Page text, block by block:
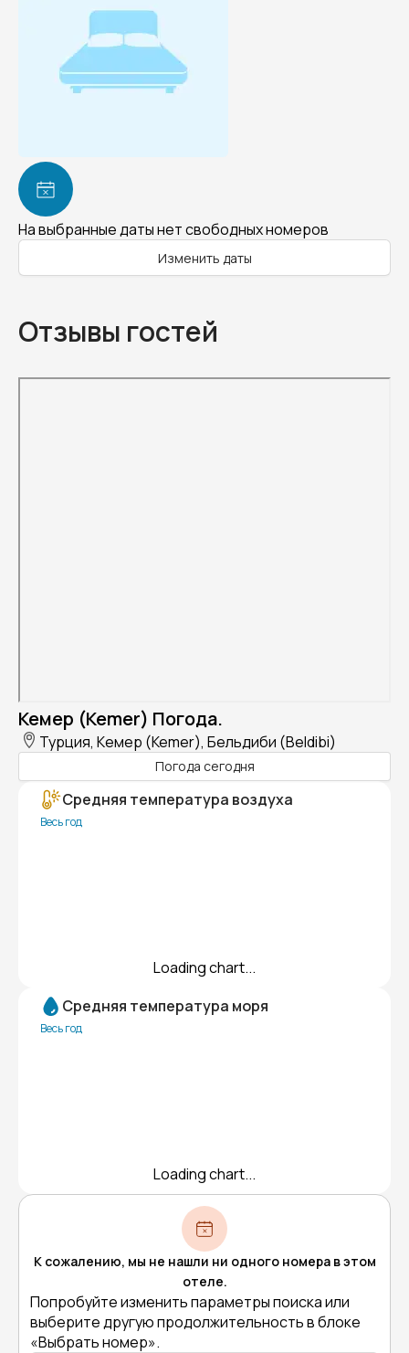
На выбранные даты нет свободных номеров
Изменить даты
Отзывы гостей
Кемер (Kemer) Погода.
Турция, Кемер (Kemer), Бельдиби (Beldibi)
Погода сегодня
Средняя температура воздуха
Весь год
Loading chart...
Средняя температура моря
Весь год
Loading chart...
К сожалению, мы не нашли ни одного номера в этом
отеле.
Попробуйте изменить параметры поиска или
выберите другую продолжительность в блоке
«Выбрать номер».